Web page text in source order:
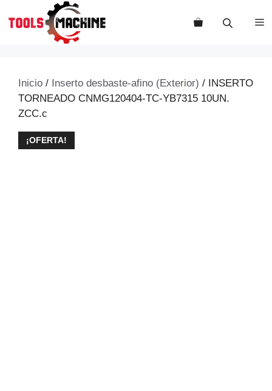
Inicio / Inserto desbaste-afino (Exterior) / INSERTO
TORNEADO CNMG120404-TC-YB7315 10UN.
ZCC.c
¡OFERTA!